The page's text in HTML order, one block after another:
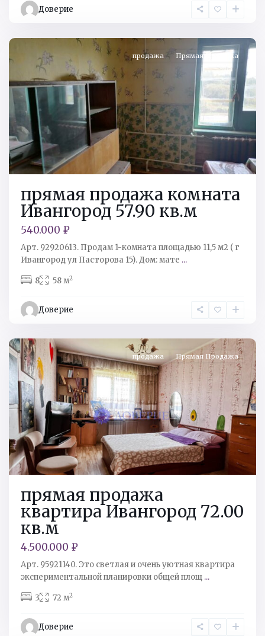
Доверие
н,
продажа Прямая Продажа
прямая продажа комната
Ивангород 57.90 кв.м
540.000 ₽
Арт. 92920613. Продам 1-комната площадью 11,5 м2 ( г
Ивангород ул Пасторова 15). Дом: мате ...
8 58 м2
Доверие
Кингисеппский
р-
н,
продажа Прямая Продажа
прямая продажа
квартира Ивангород 72.00
кв.м
4.500.000 ₽
Арт. 95921140. Это светлая и очень уютная квартира
экспериментальной планировки общей площ ...
3 72 м2
Доверие
р-
,
д